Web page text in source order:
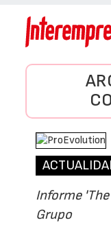
Informe
Grupo